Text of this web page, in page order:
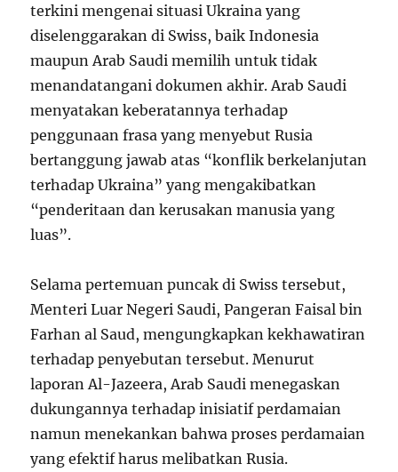
terkini mengenai situasi Ukraina yang
diselenggarakan di Swiss, baik Indonesia
maupun Arab Saudi memilih untuk tidak
menandatangani dokumen akhir. Arab Saudi
menyatakan keberatannya terhadap
penggunaan frasa yang menyebut Rusia
bertanggung jawab atas “konflik berkelanjutan
terhadap Ukraina” yang mengakibatkan
“penderitaan dan kerusakan manusia yang
luas”.
Selama pertemuan puncak di Swiss tersebut,
Menteri Luar Negeri Saudi, Pangeran Faisal bin
Farhan al Saud, mengungkapkan kekhawatiran
terhadap penyebutan tersebut. Menurut
laporan Al-Jazeera, Arab Saudi menegaskan
dukungannya terhadap inisiatif perdamaian
namun menekankan bahwa proses perdamaian
yang efektif harus melibatkan Rusia.